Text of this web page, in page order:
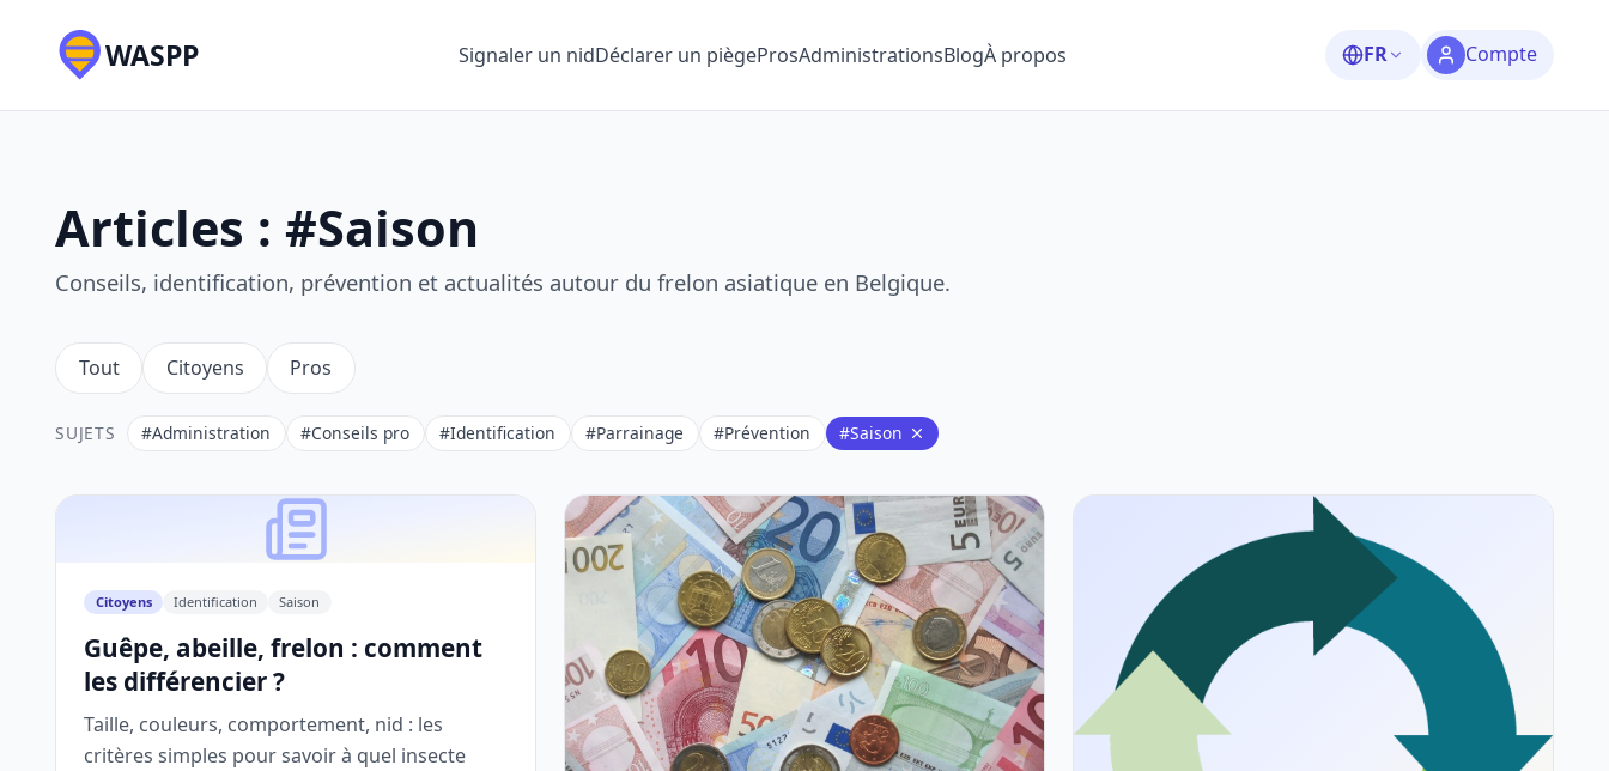
WASPP Signaler un nidDéclarer un piègeProsAdministrationsBlogÀ propos FR Compte
Articles : #Saison
Conseils, identification, prévention et actualités autour du frelon asiatique en Belgique.
Tout Citoyens Pros
SUJETS #Administration #Conseils pro #Identification #Parrainage #Prévention #Saison
Citoyens Identification Saison
Guêpe, abeille, frelon : comment
les différencier ?
Taille, couleurs, comportement, nid : les
critères simples pour savoir à quel insecte